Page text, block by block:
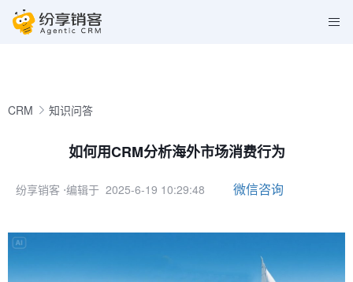
CRM 知识问答
如何用CRM分析海外市场消费行为
纷享销客 ⋅编辑于 2025-6-19 10:29:48 微信咨询